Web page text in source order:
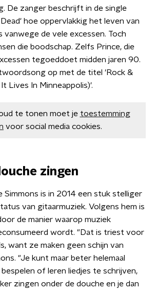
De zanger beschrijft in de single
hoe oppervlakkig het leven van
vanwege de vele excessen. Toch
die boodschap. Zelfs Prince, die
tegoeddoet midden jaren 90.
op met de titel 'Rock &
Lives In Minneappolis)'.
te tonen moet je toestemming
voor social media cookies.
zingen
Simmons is in 2014 een stuk stelliger
van gitaarmuziek. Volgens hem is
de manier waarop muziek
wordt. "Dat is triest voor
want ze maken geen schijn van
"Je kunt maar beter helemaal
of leren liedjes te schrijven,
zingen onder de douche en je dan